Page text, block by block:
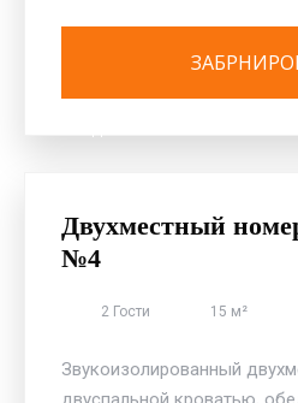
Двухместный
№4
2 Гости 15 м²
Звукоизолированный